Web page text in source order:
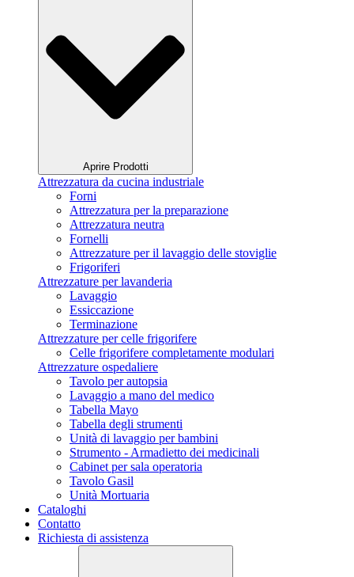
Aprire Prodotti
Attrezzatura da cucina industriale
Forni
Attrezzatura per la preparazione
Attrezzatura neutra
Fornelli
Attrezzature per il lavaggio delle stoviglie
Frigoriferi
Attrezzature per lavanderia
Lavaggio
Essiccazione
Terminazione
Attrezzature per celle frigorifere
Celle frigorifere completamente modulari
Attrezzature ospedaliere
Tavolo per autopsia
Lavaggio a mano del medico
Tabella Mayo
Tabella degli strumenti
Unità di lavaggio per bambini
Strumento - Armadietto dei medicinali
Cabinet per sala operatoria
Tavolo Gasil
Unità Mortuaria
Cataloghi
Contatto
Richiesta di assistenza